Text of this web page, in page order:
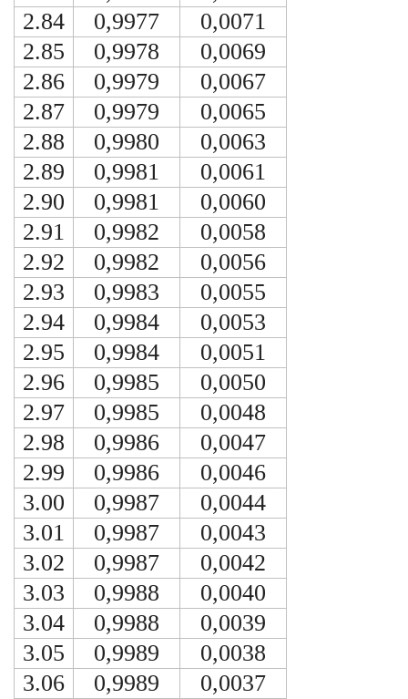
2.84
0,9977
0,0071
2.85
0,9978
0,0069
2.86
0,9979
0,0067
2.87
0,9979
0,0065
2.88
0,9980
0,0063
2.89
0,9981
0,0061
2.90
0,9981
0,0060
2.91
0,9982
0,0058
2.92
0,9982
0,0056
2.93
0,9983
0,0055
2.94
0,9984
0,0053
2.95
0,9984
0,0051
2.96
0,9985
0,0050
2.97
0,9985
0,0048
2.98
0,9986
0,0047
2.99
0,9986
0,0046
3.00
0,9987
0,0044
3.01
0,9987
0,0043
3.02
0,9987
0,0042
3.03
0,9988
0,0040
3.04
0,9988
0,0039
3.05
0,9989
0,0038
3.06
0,9989
0,0037